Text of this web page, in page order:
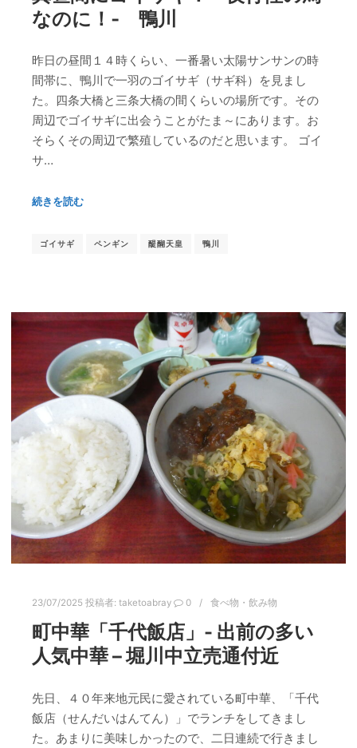
なのに！‐ 鴨川
昨日の昼間１４時くらい、一番暑い太陽サンサンの時
間帯に、鴨川で一羽のゴイサギ（サギ科）を見まし
た。四条大橋と三条大橋の間くらいの場所です。その
周辺でゴイサギに出会うことがたま～にあります。お
そらくその周辺で繁殖しているのだと思います。 ゴイ
サ…
続きを読む
ゴイサギ ペンギン 醍醐天皇 鴨川
23/07/2025 投稿者: taketoabray 0 食べ物・飲み物
町中華「千代飯店」- 出前の多い
人気中華 – 堀川中立売通付近
先日、４０年来地元民に愛されている町中華、「千代
飯店（せんだいはんてん）」でランチをしてきまし
た。あまりに美味しかったので、二日連続で行きまし